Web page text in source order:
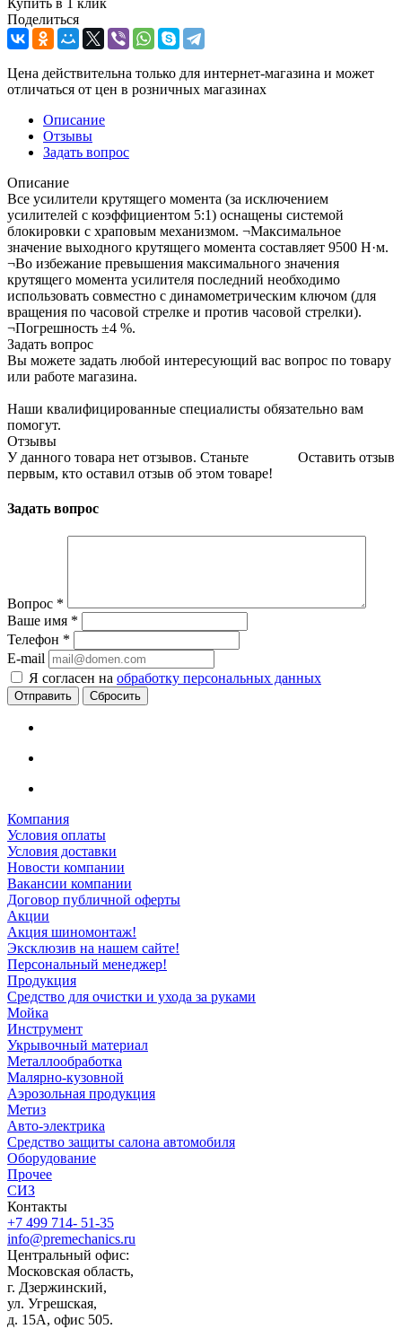
Поделиться
Цена действительна только для интернет-магазина и может
отличаться от цен в розничных магазинах
Описание
Отзывы
Задать вопрос
Описание
Все усилители крутящего момента (за исключением
усилителей с коэффициентом 5:1) оснащены системой
блокировки с храповым механизмом. ¬Максимальное
значение выходного крутящего момента составляет 9500 Н·м.
¬Во избежание превышения максимального значения
крутящего момента усилителя последний необходимо
использовать совместно с динамометрическим ключом (для
вращения по часовой стрелке и против часовой стрелки).
¬Погрешность ±4 %.
Задать вопрос
Вы можете задать любой интересующий вас вопрос по товару
или работе магазина.
Наши квалифицированные специалисты обязательно вам
помогут.
Отзывы
Оставить отзыв
У данного товара нет отзывов. Станьте
первым, кто оставил отзыв об этом товаре!
Задать вопрос
Вопрос *
Ваше имя *
Телефон *
E-mail
Я согласен на обработку персональных данных
Сбросить
Компания
Условия оплаты
Условия доставки
Новости компании
Вакансии компании
Договор публичной оферты
Акции
Акция шиномонтаж!
Эксклюзив на нашем сайте!
Персональный менеджер!
Продукция
Средство для очистки и ухода за руками
Мойка
Инструмент
Укрывочный материал
Металлообработка
Малярно-кузовной
Аэрозольная продукция
Метиз
Авто-электрика
Средство защиты салона автомобиля
Оборудование
Прочее
СИЗ
Контакты
+7 499 714- 51-35
info@premechanics.ru
Центральный офис:
Московская область,
г. Дзержинский,
ул. Угрешская,
д. 15А, офис 505.